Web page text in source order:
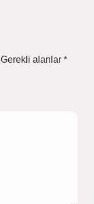
Gerekli alanlar *